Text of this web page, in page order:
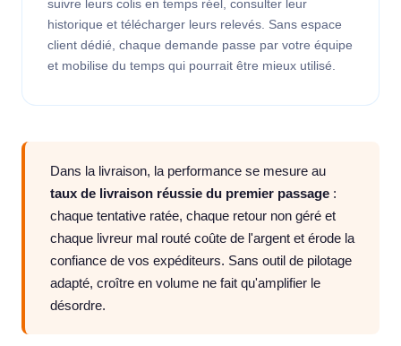
suivre leurs colis en temps réel, consulter leur
historique et télécharger leurs relevés. Sans espace
client dédié, chaque demande passe par votre équipe
et mobilise du temps qui pourrait être mieux utilisé.
Dans la livraison, la performance se mesure au
taux de livraison réussie du premier passage :
chaque tentative ratée, chaque retour non géré et
chaque livreur mal routé coûte de l'argent et érode la
confiance de vos expéditeurs. Sans outil de pilotage
adapté, croître en volume ne fait qu'amplifier le
désordre.